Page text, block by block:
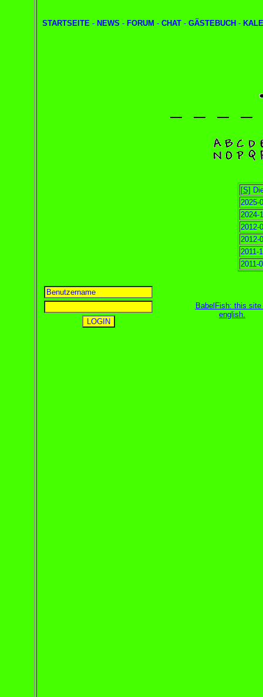
STARTSEITE - NEWS - FORUM - CHAT - GÄSTEBUCH -
[S]
2025-
2024-
2012-
2012-
2011-
2011-
BabelFish: this site
english.